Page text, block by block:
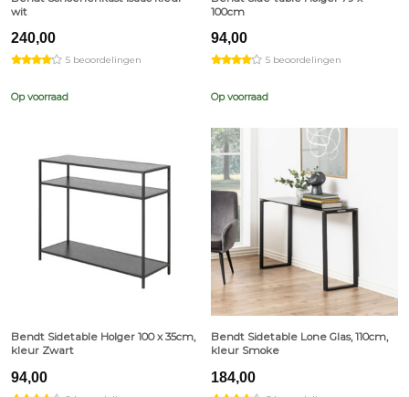
wit
240,00
5 beoordelingen
Op voorraad
100cm
94,00
5 beoordelingen
Op voorraad
Bendt Sidetable Holger 100 x 35cm,
kleur Zwart
94,00
Bendt Sidetable Lone Glas, 110cm,
kleur Smoke
184,00